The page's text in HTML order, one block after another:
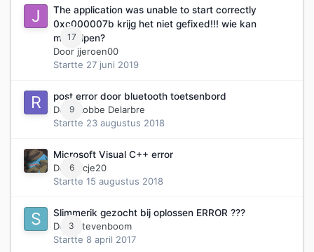
17
The application was unable to start correctly
0xc000007b krijg het niet gefixed!!! wie kan
me helpen?
Door jjeroen00
Startte 27 juni 2019
9
post error door bluetooth toetsenbord
Door
Robbe Delarbre
Startte 23 augustus 2018
6
Microsoft Visual C++ error
Door
ricje20
Startte 15 augustus 2018
3
Slimmerik gezocht bij oplossen ERROR ???
Door
stevenboom
Startte 8 april 2017